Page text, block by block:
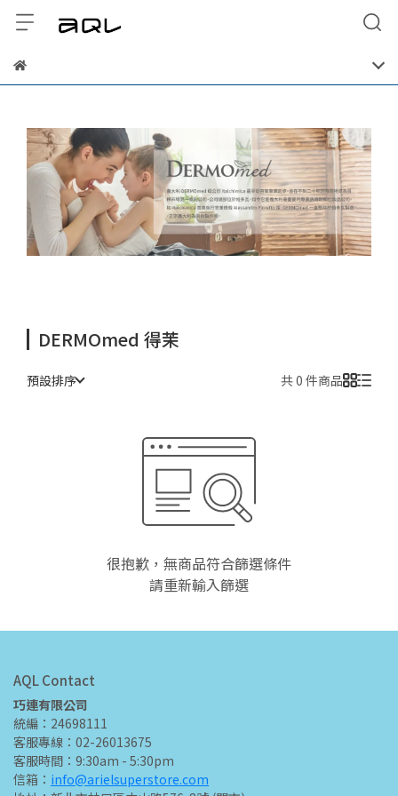
DERMOmed 得茉
預設排序 共 0 件商品
很抱歉，無商品符合篩選條件
請重新輸入篩選
AQL Contact
巧連有限公司
統編：24698111
客服專線：02-26013675
客服時間：9:30am - 5:30pm
信箱： info@arielsuperstore.com